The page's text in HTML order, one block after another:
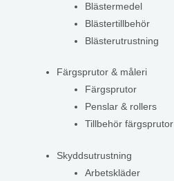
Blästermedel
Blästertillbehör
Blästerutrustning
Färgsprutor & måleri
Färgsprutor
Penslar & rollers
Tillbehör färgsprutor
Skyddsutrustning
Arbetskläder